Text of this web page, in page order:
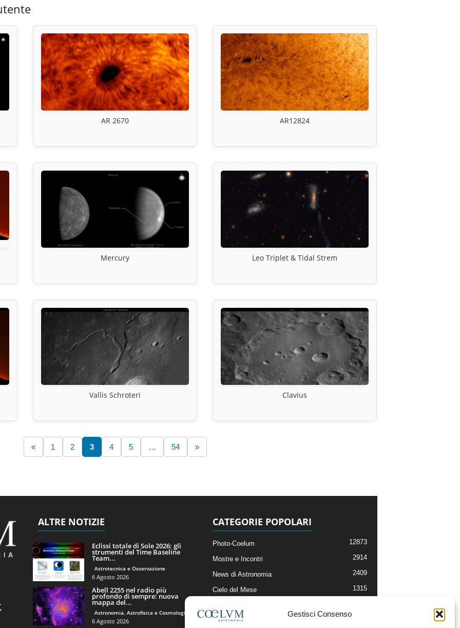
Gestisci Consenso
AR 2670 AR12824
Mercury Leo Triplet & Tidal Strem
Vallis Schroteri Clavius
« 1 2 3 4 5 … 54 »
ALTRE NOTIZIE
Eclissi totale di Sole 2026: gli
strumenti del Time Baseline
Team...
Astrotecnica e Osservazione
6 Agosto 2026
Abell 2255 nel radio più
profondo di sempre: nuova
mappa del...
Astronomia, Astrofisica e Cosmologia
6 Agosto 2026
CATEGORIE POPOLARI
Photo-Coelum 12873
Mostre e Incontri 2914
News di Astronomia 2409
Cielo del Mese 1315
Articoli e Risorse On-Line